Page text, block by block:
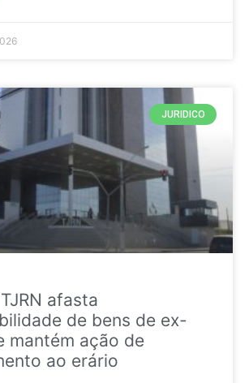
JURIDICO
afasta
de bens de ex-
mantém ação de
ao erário